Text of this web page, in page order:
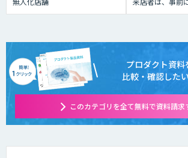
プロダクト資料
比較・確認した
このカテゴリを全て無料で資料請求